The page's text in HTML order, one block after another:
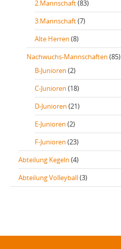
2.Mannschaft(83)
3.Mannschaft(7)
Alte Herren (8)
Nachwuchs-Mannschaften (85)
B-Junioren (2)
C-Junioren (18)
D-Junioren (21)
E-Junioren (2)
F-Junioren (23)
Abteilung Kegeln (4)
Abteilung Volleyball(3)